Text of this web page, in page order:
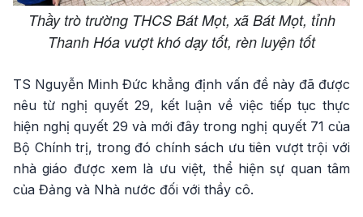
Thầy trò trường THCS Bát Mọt, xã Bát Mọt, tỉnh
Thanh Hóa vượt khó dạy tốt, rèn luyện tốt
TS Nguyễn Minh Đức khẳng định vấn đề này đã được
nêu từ nghị quyết 29, kết luận về việc tiếp tục thực
hiện nghị quyết 29 và mới đây trong nghị quyết 71 của
Bộ Chính trị, trong đó chính sách ưu tiên vượt trội với
nhà giáo được xem là ưu việt, thể hiện sự quan tâm
của Đảng và Nhà nước đối với thầy cô.